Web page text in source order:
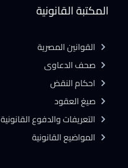
المكتبة القانونية
القوانين المصرية
صحف الدعاوى
احكام النقض
صيغ العقود
التعريفات والدفوع القانونية
المواضيع القانونية